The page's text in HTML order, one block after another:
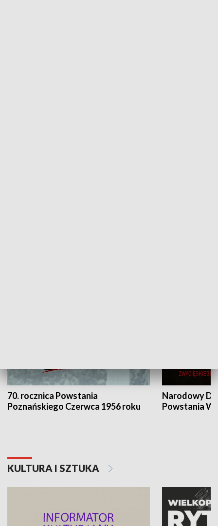
70. rocznica Powstania
Poznańskiego Czerwca 1956 roku
Narodowy
Powstania
KULTURA I SZTUKA